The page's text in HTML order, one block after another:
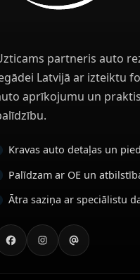
partneris auto
Latvijā ar izteiktu
aprīkojumu un
Kravas auto detaļas un
Palīdzam ar OE un
Ātra saziņa ar speciālistu